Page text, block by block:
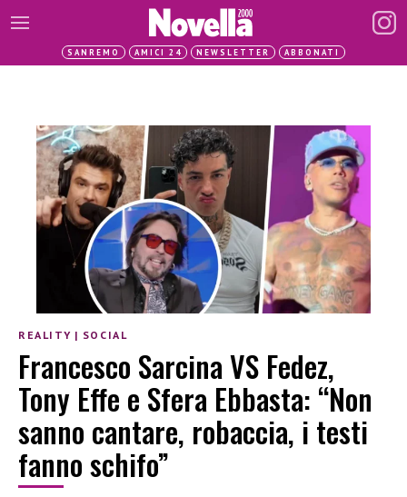
SANREMO AMICI 24 NEWSLETTER ABBONATI
REALITY | SOCIAL
Francesco Sarcina VS Fedez,
Tony Effe e Sfera Ebbasta: “Non
sanno cantare, robaccia, i testi
fanno schifo”